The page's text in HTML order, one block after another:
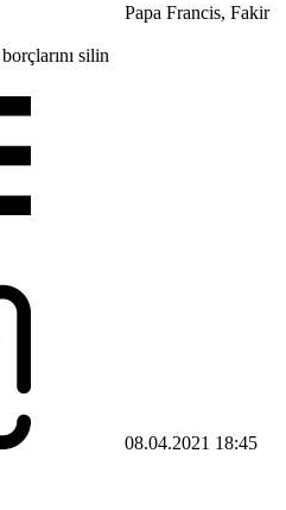
Papa Francis, Fakir
08.04.2021 18:45